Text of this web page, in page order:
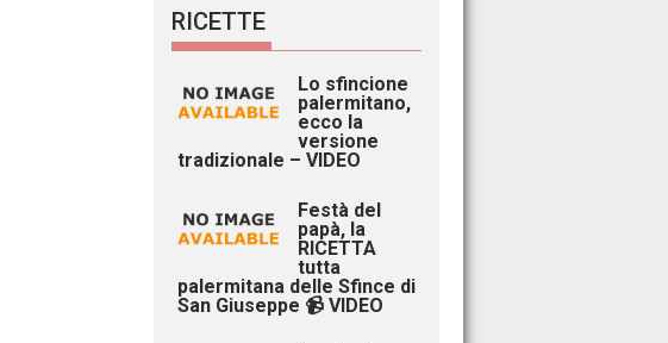
RICETTE
Lo sfincione
palermitano,
ecco la
versione
tradizionale – VIDEO
Festà del
papà, la
RICETTA
tutta
palermitana delle Sfince di
San Giuseppe 📹 VIDEO